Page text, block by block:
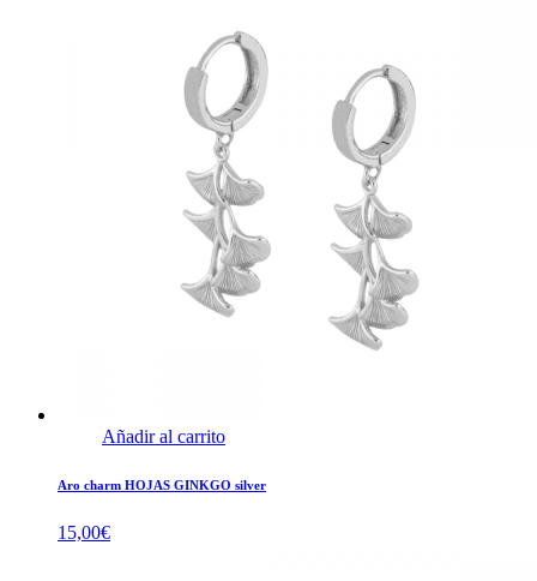
Añadir al carrito
Aro charm HOJAS GINKGO silver
15,00€